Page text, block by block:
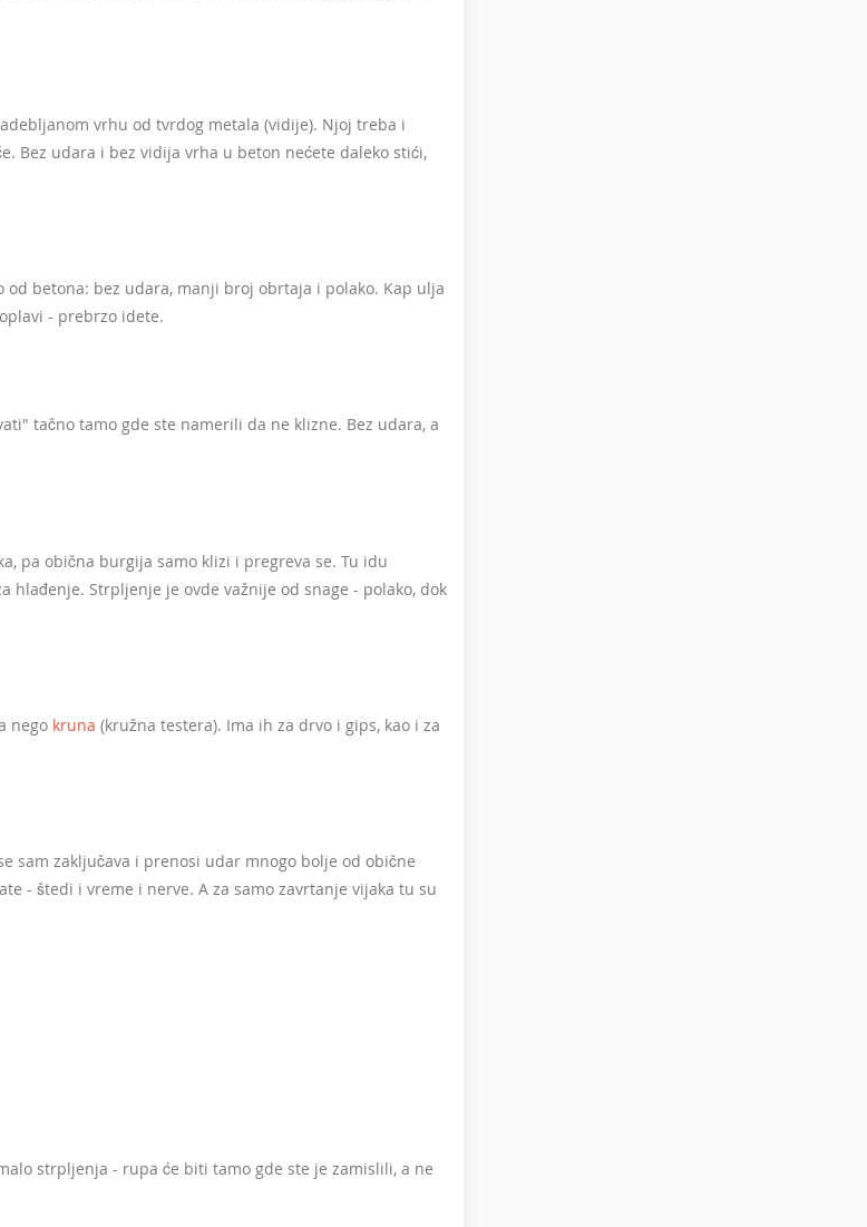
vrhu od tvrdog metala (vidije). Njoj treba i
Bez udara i bez vidija vrha u beton nećete daleko stići,
betona: bez udara, manji broj obrtaja i polako. Kap ulja
- prebrzo idete.
tačno tamo gde ste namerili da ne klizne. Bez udara, a
pa obična burgija samo klizi i pregreva se. Tu idu
hlađenje. Strpljenje je ovde važnije od snage - polako, dok
nego kruna (kružna testera). Ima ih za drvo i gips, kao i za
sam zaključava i prenosi udar mnogo bolje od obične
- štedi i vreme i nerve. A za samo zavrtanje vijaka tu su
strpljenja - rupa će biti tamo gde ste je zamislili, a ne